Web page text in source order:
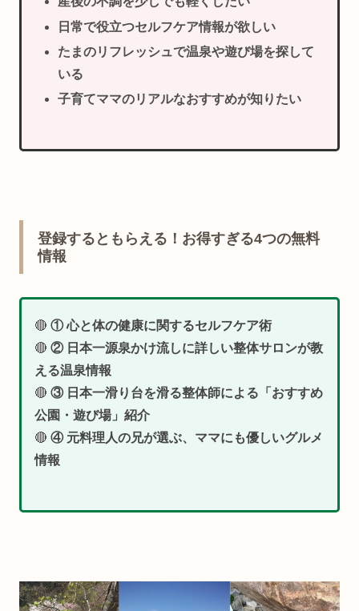
日常で役立つセルフケア情報が欲しい
たまのリフレッシュで温泉や遊び場を探して
いる
子育てママのリアルなおすすめが知りたい
登録するともらえる！お得すぎる4つの無料
情報
🔴 ① 心と体の健康に関するセルフケア術
🔴 ② 日本一源泉かけ流しに詳しい整体サロンが教
える温泉情報
🔴 ③ 日本一滑り台を滑る整体師による「おすすめ
公園・遊び場」紹介
🔴 ④ 元料理人の兄が選ぶ、ママにも優しいグルメ
情報